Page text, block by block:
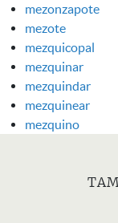
mezonzapote
mezote
mezquicopal
mezquinar
mezquindar
mezquinear
mezquino